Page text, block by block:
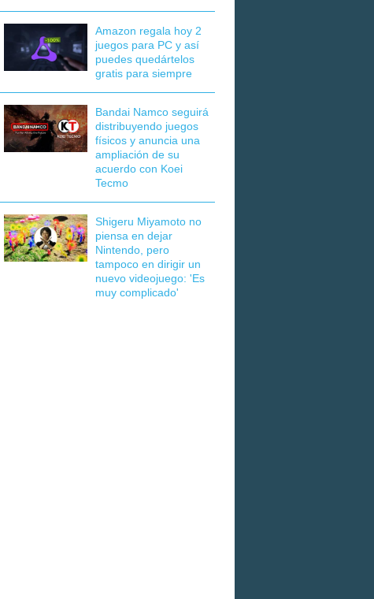
Amazon regala hoy 2
juegos para PC y así
puedes quedártelos
gratis para siempre
Bandai Namco seguirá
distribuyendo juegos
físicos y anuncia una
ampliación de su
acuerdo con Koei
Tecmo
Shigeru Miyamoto no
piensa en dejar
Nintendo, pero
tampoco en dirigir un
nuevo videojuego: 'Es
muy complicado'